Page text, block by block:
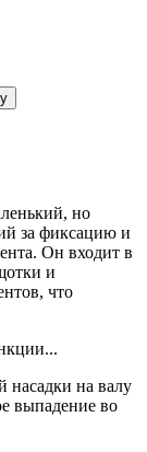
но
за фиксацию и
Он входит в
и
что
насадки на валу
выпадение во